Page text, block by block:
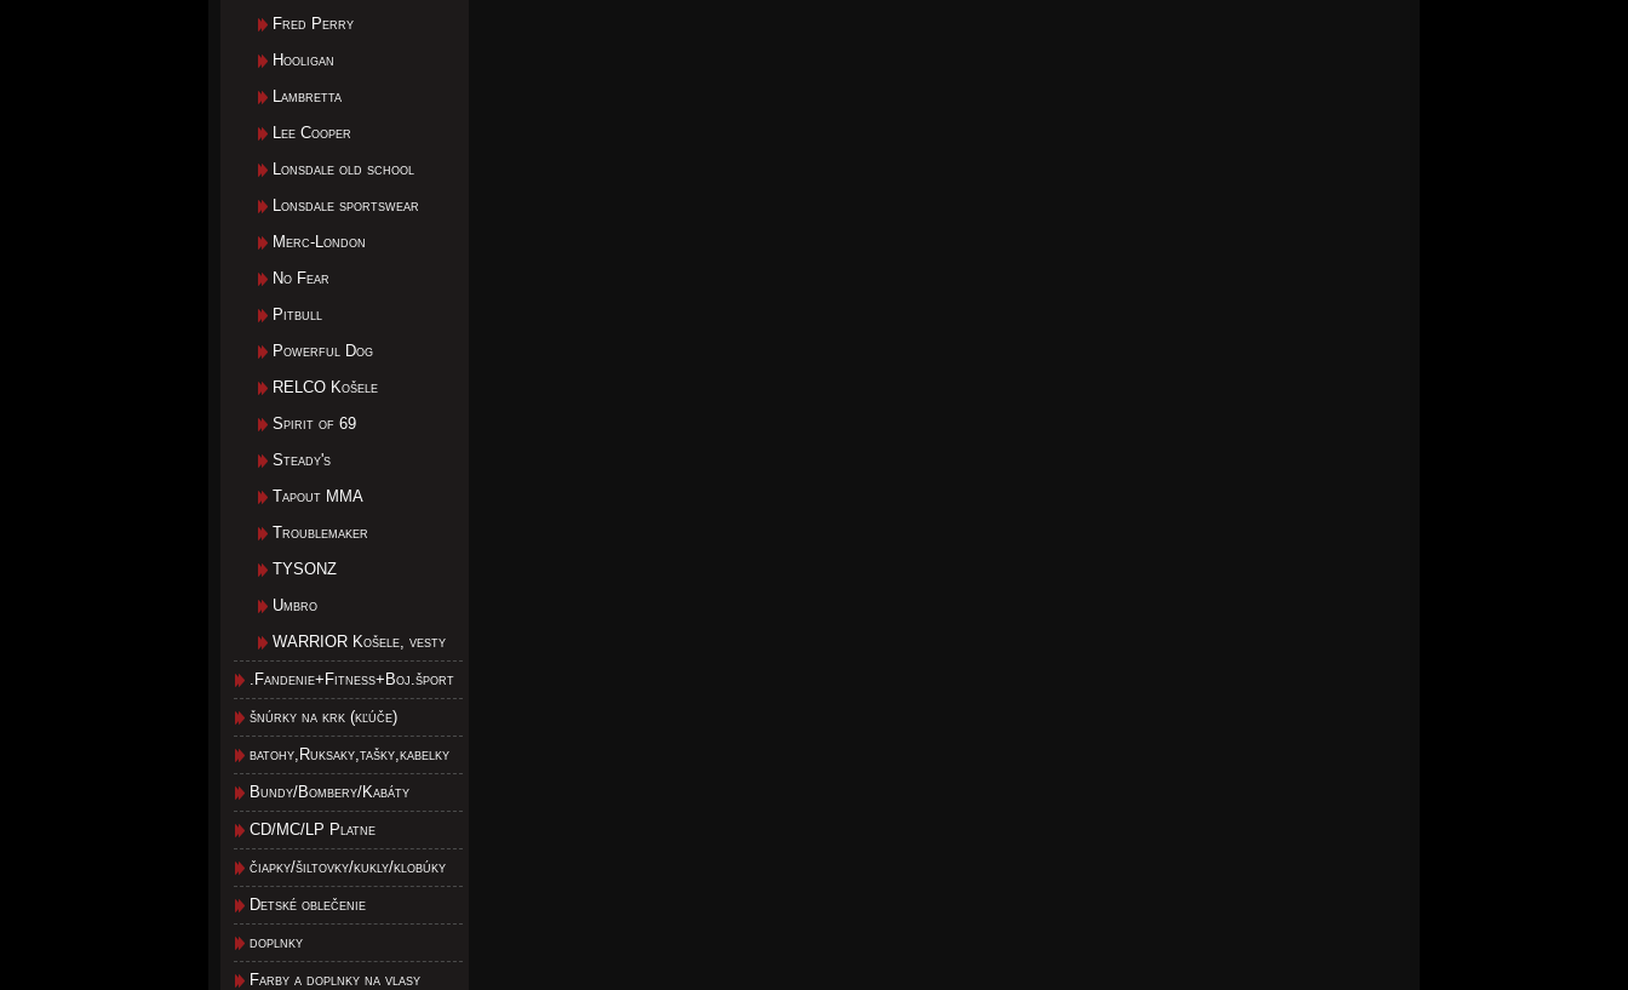
Fred Perry
Hooligan
Lambretta
Lee Cooper
Lonsdale old school
Lonsdale sportswear
Merc-London
No Fear
Pitbull
Powerful Dog
RELCO Košele
Spirit of 69
Steady's
Tapout MMA
Troublemaker
TYSONZ
Umbro
WARRIOR Košele, vesty
.Fandenie+Fitness+Boj.šport
šnúrky na krk (kľúče)
batohy,Ruksaky,tašky,kabelky
Bundy/Bombery/Kabáty
CD/MC/LP Platne
čiapky/šiltovky/kukly/klobúky
Detské oblečenie
doplnky
Farby a doplnky na vlasy